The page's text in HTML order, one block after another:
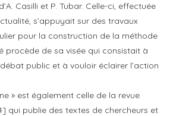
Casilli et P. Tubar. Celle-ci, effectuée
s’appuyait sur des travaux
pour la construction de la méthode
procède de sa visée qui consistait à
public et à vouloir éclairer l’action
» est également celle de la revue
qui publie des textes de chercheurs et